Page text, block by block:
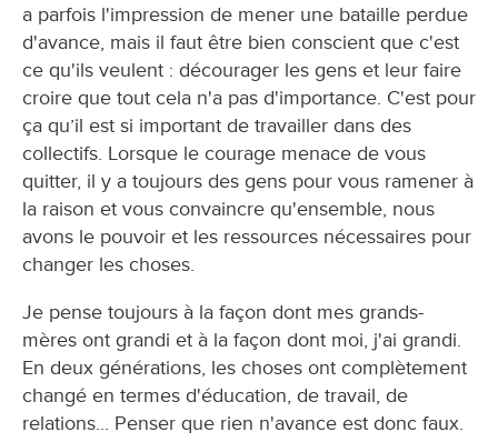
a parfois l'impression de mener une bataille perdue
d'avance, mais il faut être bien conscient que c'est
ce qu'ils veulent : décourager les gens et leur faire
croire que tout cela n'a pas d'importance. C'est pour
ça qu’il est si important de travailler dans des
collectifs. Lorsque le courage menace de vous
quitter, il y a toujours des gens pour vous ramener à
la raison et vous convaincre qu'ensemble, nous
avons le pouvoir et les ressources nécessaires pour
changer les choses.
Je pense toujours à la façon dont mes grands-
mères ont grandi et à la façon dont moi, j'ai grandi.
En deux générations, les choses ont complètement
changé en termes d'éducation, de travail, de
relations... Penser que rien n'avance est donc faux.